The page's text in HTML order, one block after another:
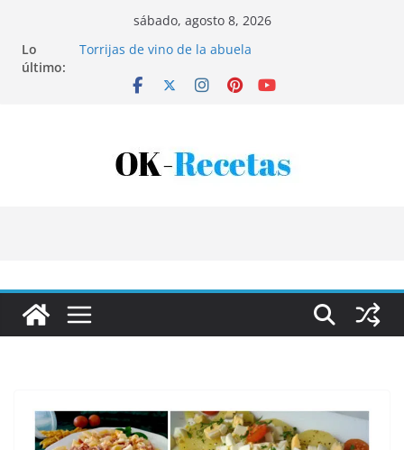
contenido
sábado, agosto 8, 2026
Lo
último:
Torrijas de vino de la abuela
Bandeja de pescaíto frito